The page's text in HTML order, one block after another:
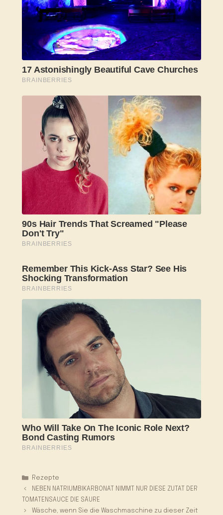
Kategorien
Rezepte
NEBEN NATRIUMBIKARBONAT NIMMT NUR DIESE ZUTAT DER
TOMATENSAUCE DIE SÄURE
Wäsche, wenn Sie die Waschmaschine zu dieser Zeit